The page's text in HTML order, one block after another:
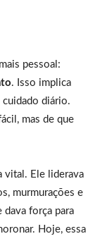
pessoal:
. Isso implica
diário.
mas de que
vital. Ele liderava
murmurações e
dava força para
Hoje, essa